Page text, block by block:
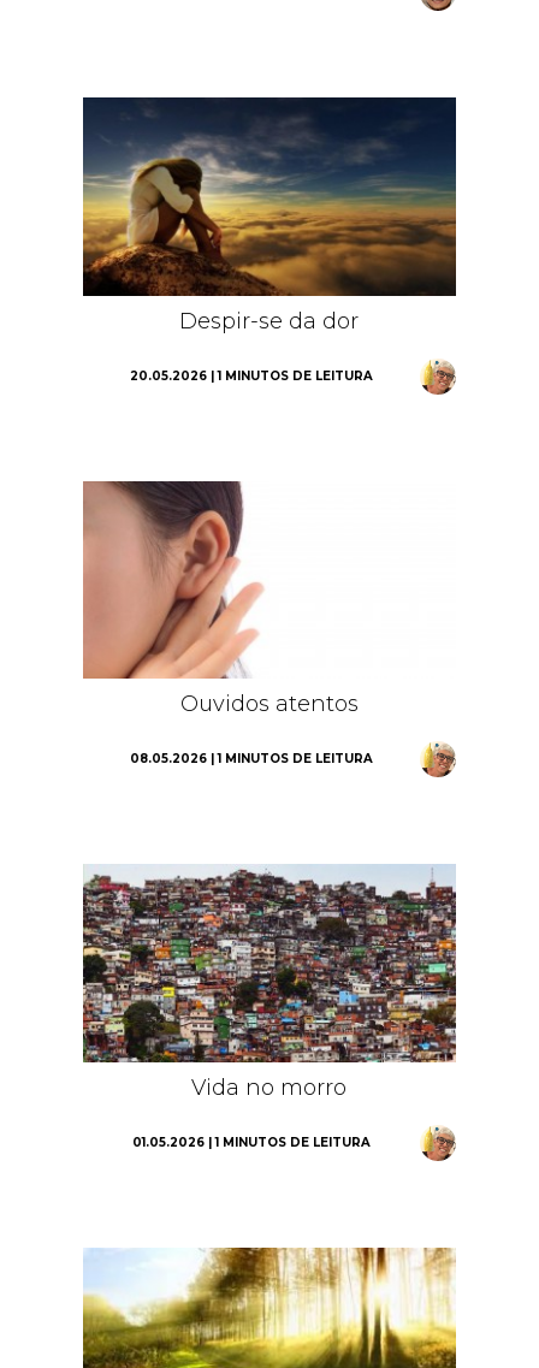
Despir-se da dor
20.05.2026 | 1 MINUTOS DE LEITURA
Ouvidos atentos
08.05.2026 | 1 MINUTOS DE LEITURA
Vida no morro
01.05.2026 | 1 MINUTOS DE LEITURA